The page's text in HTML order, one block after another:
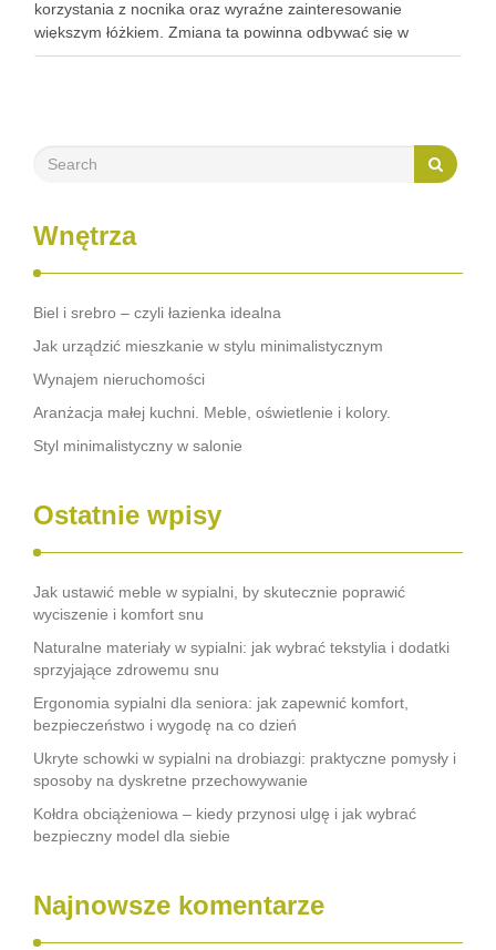
korzystania z nocnika oraz wyraźne zainteresowanie
większym łóżkiem. Zmiana ta powinna odbywać się w
odpowiednim czasie, aby zapewnić dziecku poczucie
Wnętrza
Biel i srebro – czyli łazienka idealna
Jak urządzić mieszkanie w stylu minimalistycznym
Wynajem nieruchomości
Aranżacja małej kuchni. Meble, oświetlenie i kolory.
Styl minimalistyczny w salonie
Ostatnie wpisy
Jak ustawić meble w sypialni, by skutecznie poprawić
wyciszenie i komfort snu
Naturalne materiały w sypialni: jak wybrać tekstylia i dodatki
sprzyjające zdrowemu snu
Ergonomia sypialni dla seniora: jak zapewnić komfort,
bezpieczeństwo i wygodę na co dzień
Ukryte schowki w sypialni na drobiazgi: praktyczne pomysły i
sposoby na dyskretne przechowywanie
Kołdra obciążeniowa – kiedy przynosi ulgę i jak wybrać
bezpieczny model dla siebie
Najnowsze komentarze